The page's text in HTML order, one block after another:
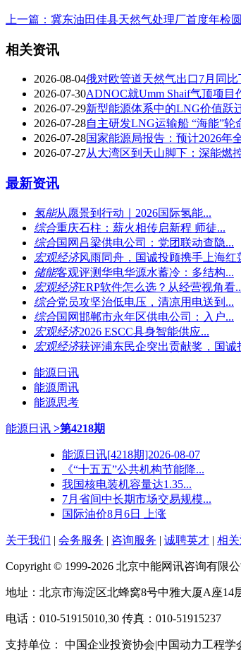
上一篇：冀东油田佳县天然气处理厂首度年检
相关资讯
2026-08-04俄对欧管道天然气出口7月同比
2026-07-30ADNOC就Umm Shaif气顶项
2026-07-29新型能源体系中的LNG价值
2026-07-28自主研发LNG运输船 “海能”轮
2026-07-28国家能源局报告：预计2026年
2026-07-27从大湾区到天山脚下：深能燃
最新资讯
氢能从愿景到行动｜2026国际氢能...
综合重庆石柱：薪火相传启新程 师徒...
综合国网吕梁供电公司：党团联动查隐...
宏观经济风雨同舟，国诚投顾携手上海红
储能客观评测华电华源水蓄冷：多结构...
宏观经济ERP软件怎么选？从经营视角看
综合党员攻坚治低电压，清凉用电送到...
综合国网邯郸市永年区供电公司：入户...
宏观经济2026 ESCC具身智能供应...
宏观经济获评浦东民企突出贡献奖，国诚
能源日讯
能源周讯
能源思考
能源日讯 >第4218期
能源日讯[4218期]2026-08-07
《“十五五”公共机构节能降...
我国核电装机容量达1.35...
7月省间中长期市场交易规模...
国际油价8月6日 上涨
关于我们 | 会务服务 | 咨询服务 | 诚聘英才 | 相
Copyright © 1999-2026 北京中能网讯咨询有限
地址：北京市海淀区北蜂窝8号中雅大厦A座14
电话：010-51915010,30 传真：010-51915237
支持单位： 中国企业投资协会|中国动力工程